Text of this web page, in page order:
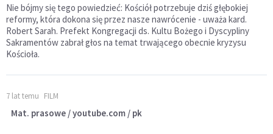
Nie bójmy się tego powiedzieć: Kościół potrzebuje dziś głębokiej
reformy, która dokona się przez nasze nawrócenie - uważa kard.
Robert Sarah. Prefekt Kongregacji ds. Kultu Bożego i Dyscypliny
Sakramentów zabrał głos na temat trwającego obecnie kryzysu
Kościoła.
7 lat temu FILM
Mat. prasowe / youtube.com / pk